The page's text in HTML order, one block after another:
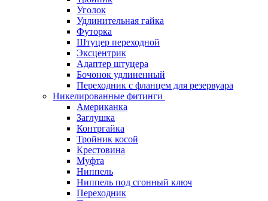
Уголок
Удлинительная гайка
Футорка
Штуцер переходной
Эксцентрик
Адаптер штуцера
Бочонок удлиненный
Переходник с фланцем для резервуара
Никелированные фитинги
Американка
Заглушка
Контргайка
Тройник косой
Крестовина
Муфта
Ниппель
Ниппель под сгонный ключ
Переходник